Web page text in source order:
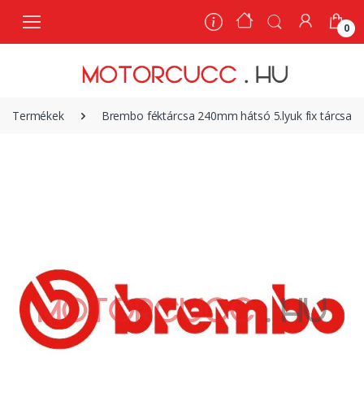
0
Termékek Brembo féktárcsa 240mm hátsó 5.lyuk fix tárcsa |
0